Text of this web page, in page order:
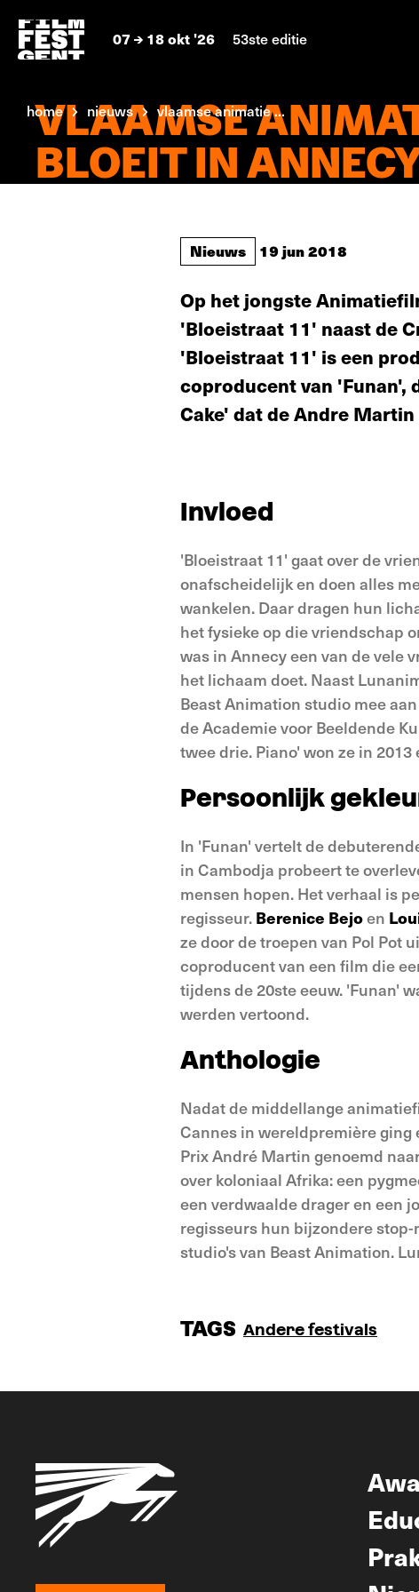
07 18 okt '26 53ste editie
home nieuws vlaamse animatie ...
VLAAMSE
BLOEIT IN
Nieuws 19 jun 2018
Op het jongste
'Bloeistraat 11' naast de
'Bloeistraat 11' is een
coproducent van 'Funan',
Cake' dat de Andre
Invloed
'Bloeistraat 11' gaat over de
onafscheidelijk en doen alles
wankelen. Daar dragen hun
het fysieke op die vriendschap
was in Annecy een van de vele
het lichaam doet. Naast
Beast Animation studio mee
de Academie voor Beeldende
twee drie. Piano' won ze in 2013
Persoonlijk
In 'Funan' vertelt de
in Cambodja probeert te
mensen hopen. Het verhaal is
regisseur. Berenice Bejoen
ze door de troepen van Pol Pot
coproducent van een film die
tijdens de 20ste eeuw. 'Funan'
werden vertoond.
Anthologie
Nadat de middellange
Cannes in wereldpremière ging
Prix André Martin genoemd
over koloniaal Afrika: een
een verdwaalde drager en een
regisseurs hun bijzondere
studio's van Beast Animation.
TAGS Andere festivals